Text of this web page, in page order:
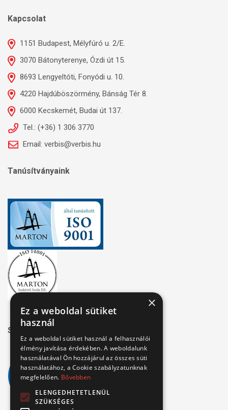
Kapcsolat
1151 Budapest, Mélyfúró u. 2/E.
3070 Bátonyterenye, Ózdi út 15.
8693 Lengyeltóti, Fonyódi u. 10.
4220 Hajdúböszörmény, Bánság Tér 8.
6000 Kecskemét, Budai út 137.
Tel.: (+36) 1 306 3770
Email: verbis@verbis.hu
Tanúsítványaink
Széchenyi 2020
×
Ez a weboldal sütiket
használ
Ez a weboldal sütiket használ a felhasználói
élmény javítása érdekében. A weboldalunk
használatával Ön hozzájárul az összes süti
használatához, a Cookie szabályzatunknak
megfelelően. Bővebben
ELENGEDHETETLENÜL
SZÜKSÉGES